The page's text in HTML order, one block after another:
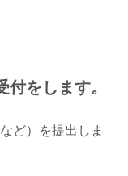
をします。
ど）を提出しま